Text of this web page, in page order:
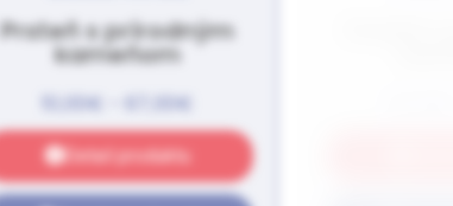
Prsteň s prírodným
kameňom
51,00€ 67,00€
Detail produktu